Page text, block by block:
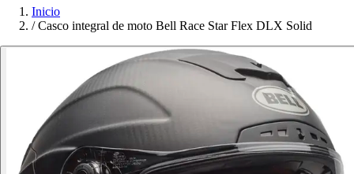
Inicio
/ Casco integral de moto Bell Race Star Flex DLX Solid